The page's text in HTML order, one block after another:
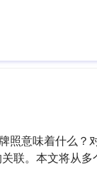
照意味着什么？
联。本文将从